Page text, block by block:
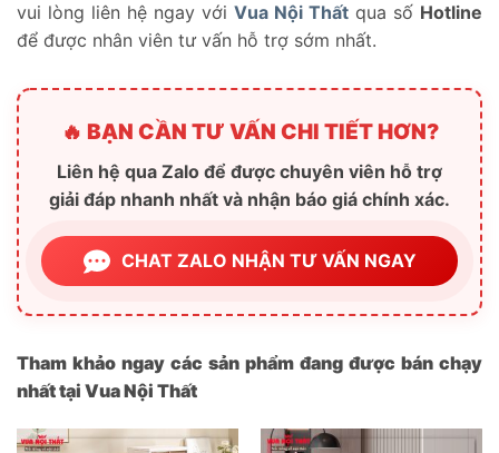
vui lòng liên hệ ngay với Vua Nội Thất qua số Hotline
để được nhân viên tư vấn hỗ trợ sớm nhất.
🔥 BẠN CẦN TƯ VẤN CHI TIẾT HƠN?
Liên hệ qua Zalo để được chuyên viên hỗ trợ
giải đáp nhanh nhất và nhận báo giá chính xác.
CHAT ZALO NHẬN TƯ VẤN NGAY
Tham khảo ngay các sản phẩm đang được bán chạy
nhất tại Vua Nội Thất